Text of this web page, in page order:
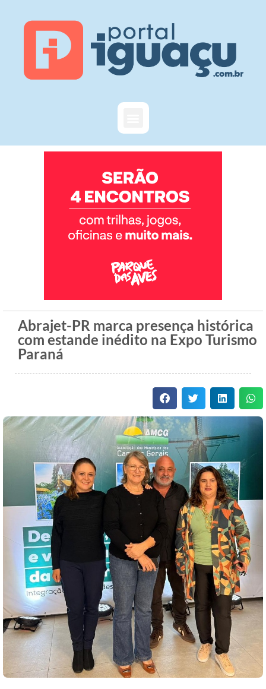
Abrajet-PR marca presença histórica
com estande inédito na Expo Turismo
Paraná